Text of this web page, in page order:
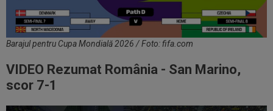
Barajul pentru Cupa Mondială 2026 / Foto: fifa.com
VIDEO Rezumat România - San Marino,
scor 7-1